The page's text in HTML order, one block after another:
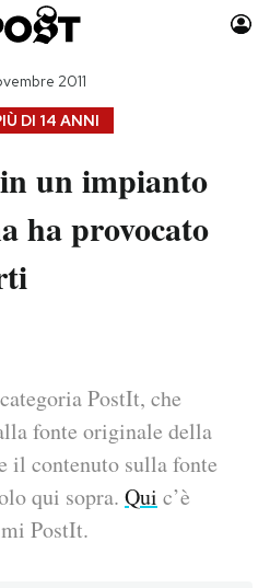
Auto
Moda
Consumismi
Altrecose
Mondiali calcio 2026
DI 14 ANNI
2011
un impianto
ha provocato
PostIt, che
fonte originale della
il contenuto sulla fonte
qui sopra. Qui c’è
PostIt.